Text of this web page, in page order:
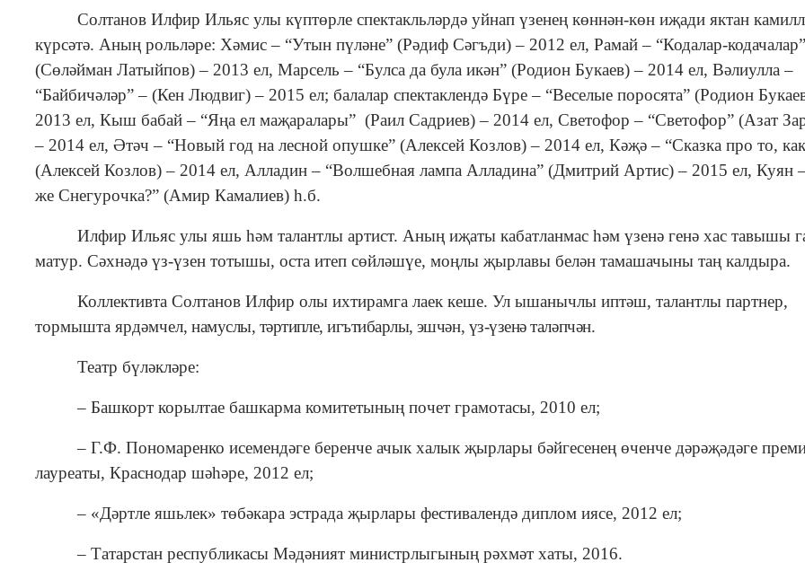
Солтанов Илфир Ильяс улы күптөрле спектакльләрдә уйнап үзенең көннән-көн иҗади яктан
күрсәтә. Аның рольләре: Хәмис – “Утын пүләне” (Рәдиф Сәгъди) – 2012 ел, Рамай – “Кодалар-кодачалар”
(Сөләйман Латыйпов) – 2013 ел, Марсель – “Булса да була икән” (Родион Букаев) – 2014 ел, Вәлиулла –
“Байбичәләр” – (Кен Людвиг) – 2015 ел; балалар спектаклендә Бүре – “Веселые поросята” (Родион
2013 ел, Кыш бабай – “Яңа ел маҗаралары” (Раил Садриев) – 2014 ел, Светофор – “Светофор” (Азат
– 2014 ел, Әтәч – “Новый год на лесной опушке” (Алексей Козлов) – 2014 ел, Кәҗә – “Сказка про то,
(Алексей Козлов) – 2014 ел, Алладин – “Волшебная лампа Алладина” (Дмитрий Артис) – 2015 ел, Куян
же Снегурочка?” (Амир Камалиев) һ.б.
Илфир Ильяс улы яшь һәм талантлы артист. Аның иҗаты кабатланмас һәм үзенә генә хас тавышы
матур. Сәхнәдә үз-үзен тотышы, оста итеп сөйләшүе, моңлы җырлавы белән тамашачыны таң калдыра.
Коллективта Солтанов Илфир олы ихтирамга лаек кеше. Ул ышанычлы иптәш, талантлы партнер,
тормышта ярдәмчел, намуслы, тәртипле, игътибарлы, эшчән, үз-үзенә таләпчән.
Театр бүләкләре:
– Башкорт корылтае башкарма комитетының почет грамотасы, 2010 ел;
– Г.Ф. Пономаренко исемендәге беренче ачык халык җырлары бәйгесенең өченче дәрәҗәдәге
лауреаты, Краснодар шәһәре, 2012 ел;
– «Дәртле яшьлек» төбәкара эстрада җырлары фестивалендә диплом иясе, 2012 ел;
– Татарстан республикасы Мәдәният министрлыгының рәхмәт хаты, 2016.